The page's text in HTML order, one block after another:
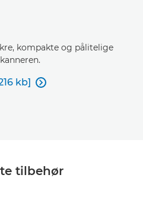
kompakte og pålitelige
kb] 
tilbehør